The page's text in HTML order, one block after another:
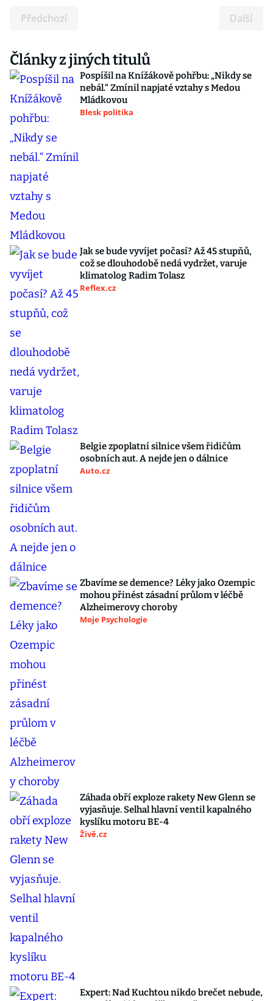
Předchozí Další
Články z jiných titulů
Pospíšil na Knížákově pohřbu: „Nikdy se
nebál.“ Zmínil napjaté vztahy s Medou
Mládkovou
Blesk politika
Jak se bude vyvíjet počasí? Až 45 stupňů,
což se dlouhodobě nedá vydržet, varuje
klimatolog Radim Tolasz
Reflex.cz
Belgie zpoplatní silnice všem řidičům
osobních aut. A nejde jen o dálnice
Auto.cz
Zbavíme se demence? Léky jako Ozempic
mohou přinést zásadní průlom v léčbě
Alzheimerovy choroby
Moje Psychologie
Záhada obří exploze rakety New Glenn se
vyjasňuje. Selhal hlavní ventil kapalného
kyslíku motoru BE-4
Živě.cz
Expert: Nad Kuchtou nikdo brečet nebude,